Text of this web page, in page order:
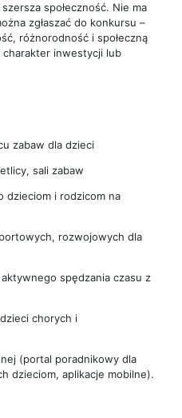
społeczność. Nie ma
zgłaszać do konkursu –
różnorodność i społeczną
inwestycji lub
zabaw dla dzieci
sali zabaw
dzieciom i rodzicom na
rozwojowych dla
spędzania czasu z
chorych i
(portal poradnikowy dla
dzieciom, aplikacje mobilne).